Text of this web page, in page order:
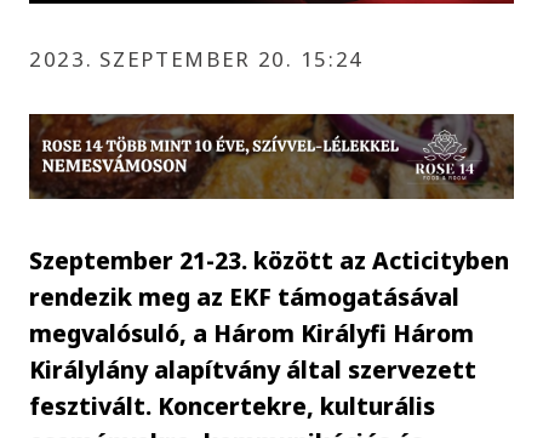
2023. SZEPTEMBER 20. 15:24
Szeptember 21-23. között az Acticityben
rendezik meg az EKF támogatásával
megvalósuló, a Három Királyfi Három
Királylány alapítvány által szervezett
fesztivált. Koncertekre, kulturális